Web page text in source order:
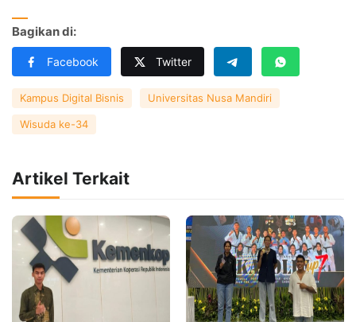
Bagikan di:
Facebook Twitter
Kampus Digital Bisnis Universitas Nusa Mandiri
Wisuda ke-34
Artikel Terkait